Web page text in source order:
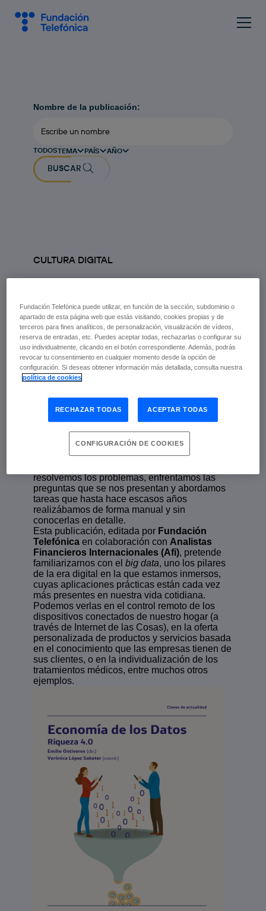
Nombre de la publicación:
TODOSTEMA PAÍS AÑO
BUSCAR
CULTURA DIGITAL
datos
Abril de 2018 | Emilio Ontiveros (dir.) y
Verónica López Sabater (coord.)
Economía de los Datosse está
convirtiendo a pasos acelerados en un nuevo
paradigma, yel datoen una materia prima que
resolvemos los problemas, enfrentamos las
preguntas que se nos presentan y abordamos
tareas que hasta hace escasos años
realizábamos de forma manual y sin
conocerlas en detalle.
Esta publicación, editada por Fundación
Telefónica en colaboración con Analistas
Financieros Internacionales (Afi), pretende
familiarizarnos con el big data, uno los pilares
de la era digital en la que estamos inmersos,
cuyas aplicaciones prácticas están cada vez
más presentes en nuestra vida cotidiana.
Podemos verlas en el control remoto de los
dispositivos conectados de nuestro hogar (a
través de Internet de las Cosas), en la oferta
personalizada de productos y servicios basada
en el conocimiento que las empresas tienen de
sus clientes, o en la individualización de los
tratamientos médicos, entre muchos otros
ejemplos.
Fundación Telefónica puede utilizar, en función de la sección, subdominio o
apartado de esta página web que estás visitando, cookies propias y de
terceros para fines analíticos, de personalización, visualización de vídeos,
reserva de entradas, etc. Puedes aceptar todas, rechazarlas o configurar su
uso individualmente, clicando en el botón correspondiente. Además, podrás
revocar tu consentimiento en cualquier momento desde la opción de
configuración. Si deseas obtener información más detallada, consulta nuestra
política de cookies
RECHAZAR TODAS ACEPTAR TODAS
CONFIGURACIÓN DE COOKIES